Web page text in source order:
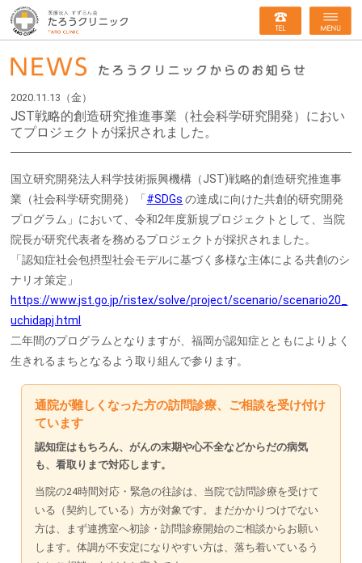
2020.11.13（金）
JST戦略的創造研究推進事業（社会科学研究開発）におい
てプロジェクトが採択されました。
国立研究開発法人科学技術振興機構（JST)戦略的創造研究推進事
業（社会科学研究開発）「 #SDGs の達成に向けた共創的研究開発
プログラム」において、令和2年度新規プロジェクトとして、当院
院長が研究代表者を務めるプロジェクトが採択されました。
「認知症社会包摂型社会モデルに基づく多様な主体による共創のシ
ナリオ策定」
https://www.jst.go.jp/ristex/solve/project/scenario/scenario20_
uchidapj.html
二年間のプログラムとなりますが、福岡が認知症とともによりよく
生きれるまちとなるよう取り組んで参ります。
通院が難しくなった方の訪問診療、ご相談を受け付け
ています
認知症はもちろん、がんの末期や心不全などからだの病気
も、看取りまで対応します。
当院の24時間対応・緊急の往診は、当院で訪問診療を受けて
いる（契約している）方が対象です。まだかかりつけでない
方は、まず連携室へ初診・訪問診療開始のご相談からお願い
します。体調が不安定になりやすい方は、落ち着いているう